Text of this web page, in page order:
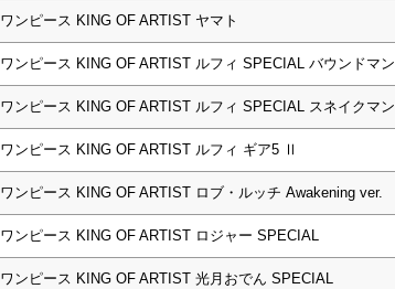
ワンピース KING OF ARTIST ヤマト
ワンピース KING OF ARTIST ルフィ SPECIAL バウンドマン
ワンピース KING OF ARTIST ルフィ SPECIAL スネイクマン
ワンピース KING OF ARTIST ルフィ ギア5 Ⅱ
ワンピース KING OF ARTIST ロブ・ルッチ Awakening ver.
ワンピース KING OF ARTIST ロジャー SPECIAL
ワンピース KING OF ARTIST 光月おでん SPECIAL